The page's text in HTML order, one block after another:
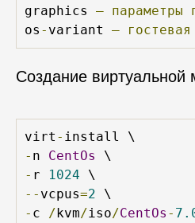
graphics — параметры
os - variant — гостевая
Создание
virt -
- n CentOs
- r 1024
-- vcpus=2
- c /kvm/iso/CentOs -